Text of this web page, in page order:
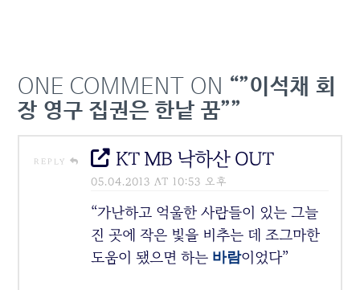
26 04:16:00
ONE COMMENT ON “”이석채 회
장 영구 집권은 한낱 꿈””
REPLY KT MB 낙하산 OUT
05.04.2013 AT 10:53 오후
“가난하고 억울한 사람들이 있는 그늘
진 곳에 작은 빛을 비추는 데 조그마한
도움이 됐으면 하는 바람이었다”